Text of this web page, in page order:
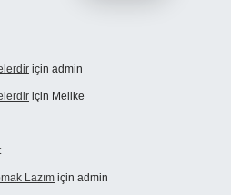
için admin
için Melike
Lazım için admin